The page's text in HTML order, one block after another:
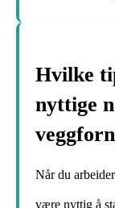
Hvilke
nyttige
Når du
være nyttig å